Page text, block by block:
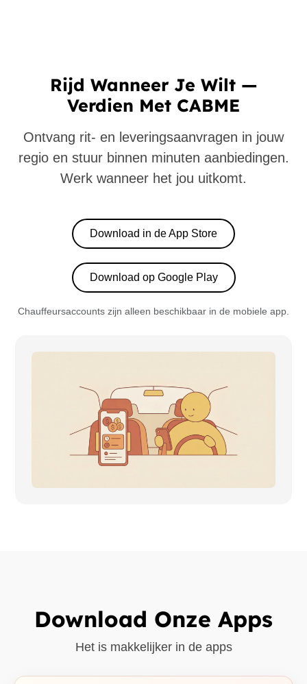
Rijd Wanneer Je Wilt —
Verdien Met CABME
Ontvang rit- en leveringsaanvragen in jouw
regio en stuur binnen minuten aanbiedingen.
Werk wanneer het jou uitkomt.
Download in de App Store
Download op Google Play
Chauffeursaccounts zijn alleen beschikbaar in de mobiele app.
Download Onze Apps
Het is makkelijker in de apps